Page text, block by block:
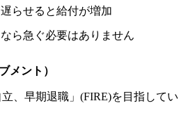
らせると給付が増加
ら急ぐ必要はありません
メント）
、早期退職」(FIRE)を目指してい